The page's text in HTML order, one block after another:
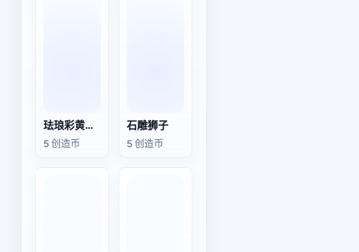
珐琅彩黄地花卉纹碗（清朝康熙时期）
5 创造币
石雕狮子
5 创造币